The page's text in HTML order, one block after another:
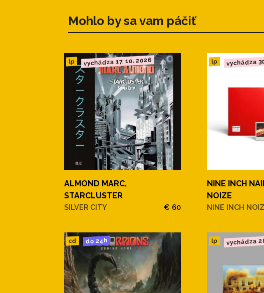
Mohlo by sa vam páčiť
lp vychádza 17. 10. 2026
ALMOND MARC,
STARCLUSTER
SILVER CITY € 60
lp vychádza
NINE INCH
NOIZE
NINE INCH
cd do 24h lp vychádza